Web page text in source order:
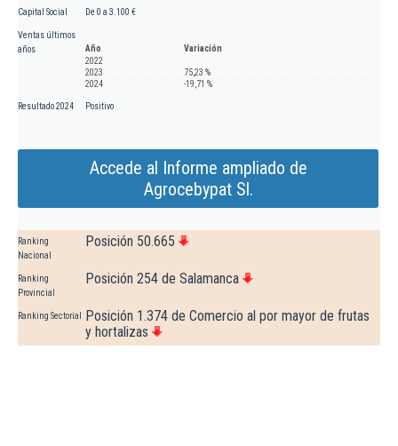
Capital Social De 0 a 3.100 €
Ventas últimos
años
Año
Variación
2022
2023
75,23 %
2024
-19,71 %
Resultado 2024 Positivo
Accede al Informe ampliado de
Agrocebypat Sl.
Ranking
Nacional
Posición 50.665
Ranking
Provincial
Posición 254 de Salamanca
Ranking Sectorial
Posición 1.374 de Comercio al por mayor de frutas
y hortalizas